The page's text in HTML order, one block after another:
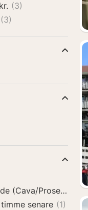
kr. (3)
(3)
(Cava/Prosecco)
senare (1)